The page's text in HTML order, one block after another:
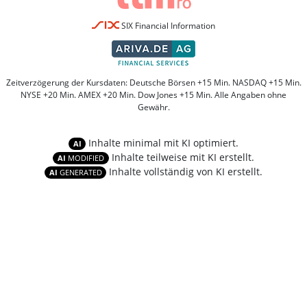
SIX Financial Information
Zeitverzögerung der Kursdaten: Deutsche Börsen +15 Min. NASDAQ +15 Min.
NYSE +20 Min. AMEX +20 Min. Dow Jones +15 Min. Alle Angaben ohne
Gewähr.
AI Inhalte minimal mit KI optimiert.
AI MODIFIED Inhalte teilweise mit KI erstellt.
AI GENERATED Inhalte vollständig von KI erstellt.